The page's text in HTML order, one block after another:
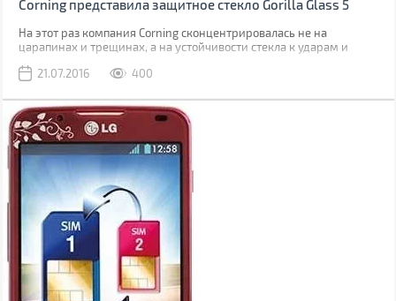
Corning представила защитное стекло Gorilla Glass 5
На этот раз компания Corning сконцентрировалась не на
царапинах и трещинах, а на устойчивости стекла к ударам и
21.07.2016
400